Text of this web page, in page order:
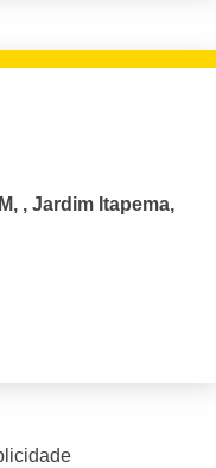
, Jardim Itapema,